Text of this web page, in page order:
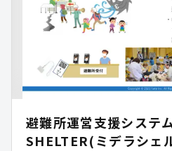
避難所運営支援システ
SHELTER(ミデラシェ